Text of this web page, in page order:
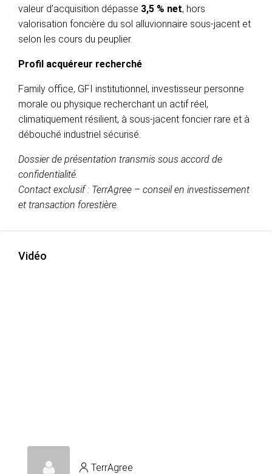
valeur d’acquisition dépasse 3,5 % net, hors
valorisation foncière du sol alluvionnaire sous-jacent et
selon les cours du peuplier.
Profil acquéreur recherché
Family office, GFI institutionnel, investisseur personne
morale ou physique recherchant un actif réel,
climatiquement résilient, à sous-jacent foncier rare et à
débouché industriel sécurisé.
Dossier de présentation transmis sous accord de
confidentialité.
Contact exclusif : TerrAgree – conseil en investissement
et transaction forestière.
Vidéo
TerrAgree